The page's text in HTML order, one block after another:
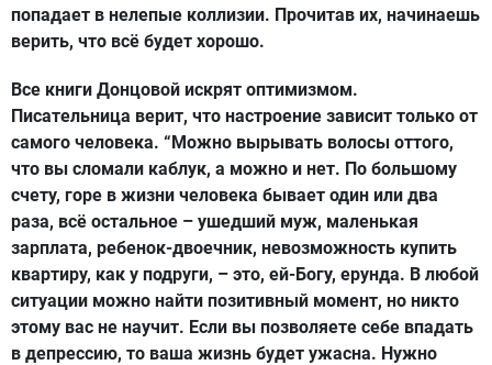
попадает в нелепые коллизии. Прочитав их, начинаешь
верить, что всё будет хорошо.
Все книги Донцовой искрят оптимизмом.
Писательница верит, что настроение зависит только от
самого человека. “Можно вырывать волосы оттого,
что вы сломали каблук, а можно и нет. По большому
счету, горе в жизни человека бывает один или два
раза, всё остальное – ушедший муж, маленькая
зарплата, ребенок-двоечник, невозможность купить
квартиру, как у подруги, – это, ей-Богу, ерунда. В любой
ситуации можно найти позитивный момент, но никто
этому вас не научит. Если вы позволяете себе впадать
в депрессию, то ваша жизнь будет ужасна. Нужно